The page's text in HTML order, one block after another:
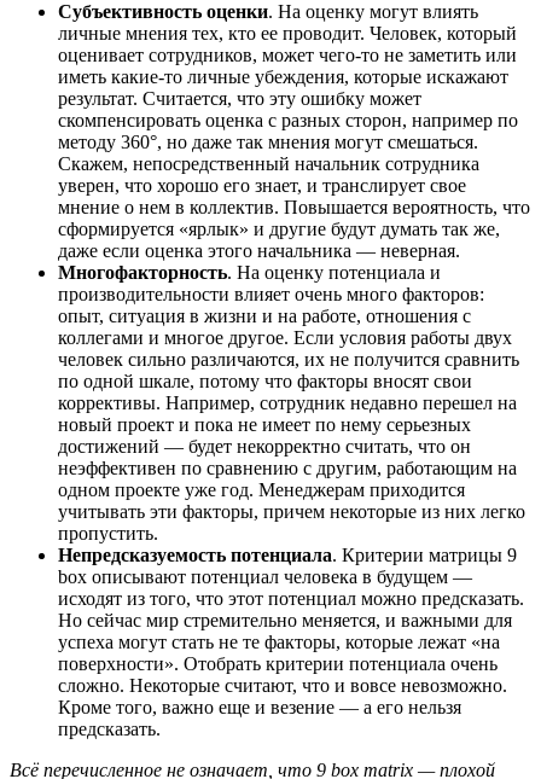
Субъективность оценки. На оценку могут влиять
личные мнения тех, кто ее проводит. Человек, который
оценивает сотрудников, может чего-то не заметить или
иметь какие-то личные убеждения, которые искажают
результат. Считается, что эту ошибку может
скомпенсировать оценка с разных сторон, например по
методу 360°, но даже так мнения могут смешаться.
Скажем, непосредственный начальник сотрудника
уверен, что хорошо его знает, и транслирует свое
мнение о нем в коллектив. Повышается вероятность, что
сформируется «ярлык» и другие будут думать так же,
даже если оценка этого начальника — неверная.
Многофакторность. На оценку потенциала и
производительности влияет очень много факторов:
опыт, ситуация в жизни и на работе, отношения с
коллегами и многое другое. Если условия работы двух
человек сильно различаются, их не получится сравнить
по одной шкале, потому что факторы вносят свои
коррективы. Например, сотрудник недавно перешел на
новый проект и пока не имеет по нему серьезных
достижений — будет некорректно считать, что он
неэффективен по сравнению с другим, работающим на
одном проекте уже год. Менеджерам приходится
учитывать эти факторы, причем некоторые из них легко
пропустить.
Непредсказуемость потенциала. Критерии матрицы 9
box описывают потенциал человека в будущем —
исходят из того, что этот потенциал можно предсказать.
Но сейчас мир стремительно меняется, и важными для
успеха могут стать не те факторы, которые лежат «на
поверхности». Отобрать критерии потенциала очень
сложно. Некоторые считают, что и вовсе невозможно.
Кроме того, важно еще и везение — а его нельзя
предсказать.
Всё перечисленное не означает, что 9 box matrix — плохой